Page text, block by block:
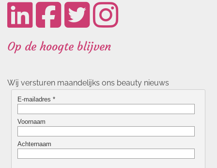
Op de hoogte blijven
Wij versturen maandelijks ons beauty nieuws